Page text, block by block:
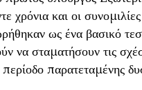
χρόνια και οι
ως ένα βασικό
να σταματήσουν τις
παρατεταμένης